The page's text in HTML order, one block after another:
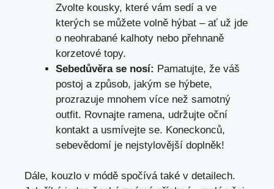
Zvolte kousky, které vám sedí a ve
kterých se můžete volně hýbat – ať už jde
o neohrabané kalhoty nebo přehnaně
korzetové topy.
Sebedůvěra se nosí: Pamatujte, že váš
postoj a způsob, jakým se hýbete,
prozrazuje mnohem více než samotný
outfit. Rovnajte ramena, udržujte oční
kontakt a usmívejte se. Koneckonců,
sebevědomí je nejstylovější doplněk!
Dále, kouzlo v módě spočívá také v detailech.